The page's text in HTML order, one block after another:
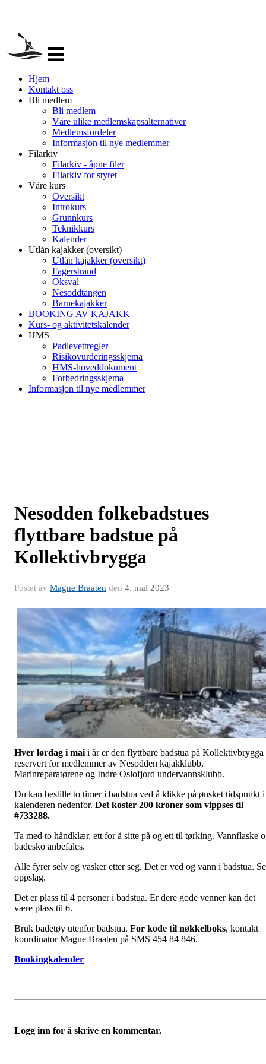
navigasjon
Hjem
Kontakt oss
Bli medlem
Bli medlem
Våre ulike medlemskapsalternativer
Medlemsfordeler
Informasjon til nye medlemmer
Filarkiv
Filarkiv - åpne filer
Filarkiv for styret
Våre kurs
Oversikt
Introkurs
Grunnkurs
Teknikkurs
Kalender
Utlån kajakker (oversikt)
Utlån kajakker (oversikt)
Fagerstrand
Oksval
Nesoddtangen
Barnekajakker
BOOKING AV KAJAKK
Kurs- og aktivitetskalender
HMS
Padlevettregler
Risikovurderingsskjema
HMS-hoveddokument
Forbedringsskjema
Informasjon til nye medlemmer
Nesodden folkebadstues
flyttbare badstue på
Kollektivbrygga
Postet av Magne Braaten den 4. mai 2023
Hver lørdag i maii år er den flyttbare badstua på Kollektivbrygga
reservert for medlemmer av Nesodden kajakklubb,
Marinreparatørene og Indre Oslofjord undervannsklubb.
Du kan bestille to timer i badstua ved å klikke på ønsket tidspunkt i
kalenderen nedenfor. Det koster 200 kroner som vippses til
#733288.
Ta med to håndklær, ett for å sitte på og ett til tørking. Vannflaske
badesko anbefales.
Alle fyrer selv og vasker etter seg. Det er ved og vann i badstua. Se
oppslag.
Det er plass til 4 personer i badstua. Er dere gode venner kan det
være plass til 6.
Bruk badetøy utenfor badstua. For kode til nøkkelboks, kontakt
koordinator Magne Braaten på SMS 454 84 846.
Bookingkalender
Logg inn for å skrive en kommentar.